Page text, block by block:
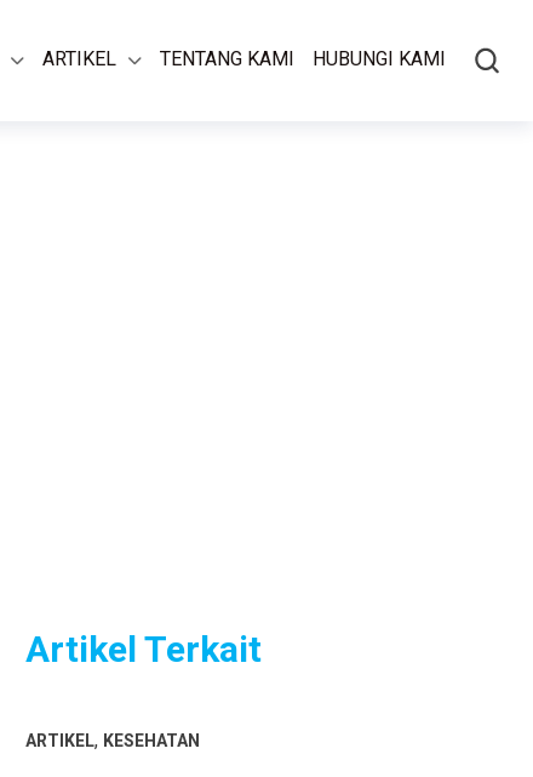
ARTIKEL TENTANG KAMI HUBUNGI KAMI
Artikel Terkait
ARTIKEL, KESEHATAN